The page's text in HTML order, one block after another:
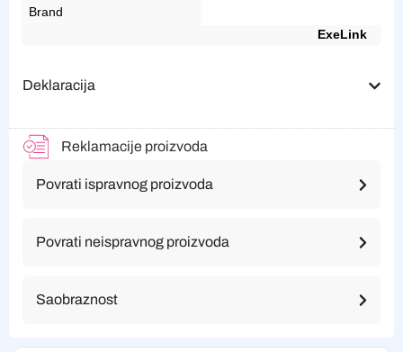
Brand
ExeLink
Deklaracija
Reklamacije proizvoda
Povrati ispravnog proizvoda
Povrati neispravnog proizvoda
Saobraznost